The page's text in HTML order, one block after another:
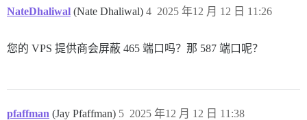
NateDhaliwal (Nate Dhaliwal) 2025 年12 月 12 日 11:26
4
您的 VPS 提供商会屏蔽 465 端口吗？那 587 端口呢？
pfaffman (Jay Pfaffman) 2025 年12 月 12 日 11:38
5